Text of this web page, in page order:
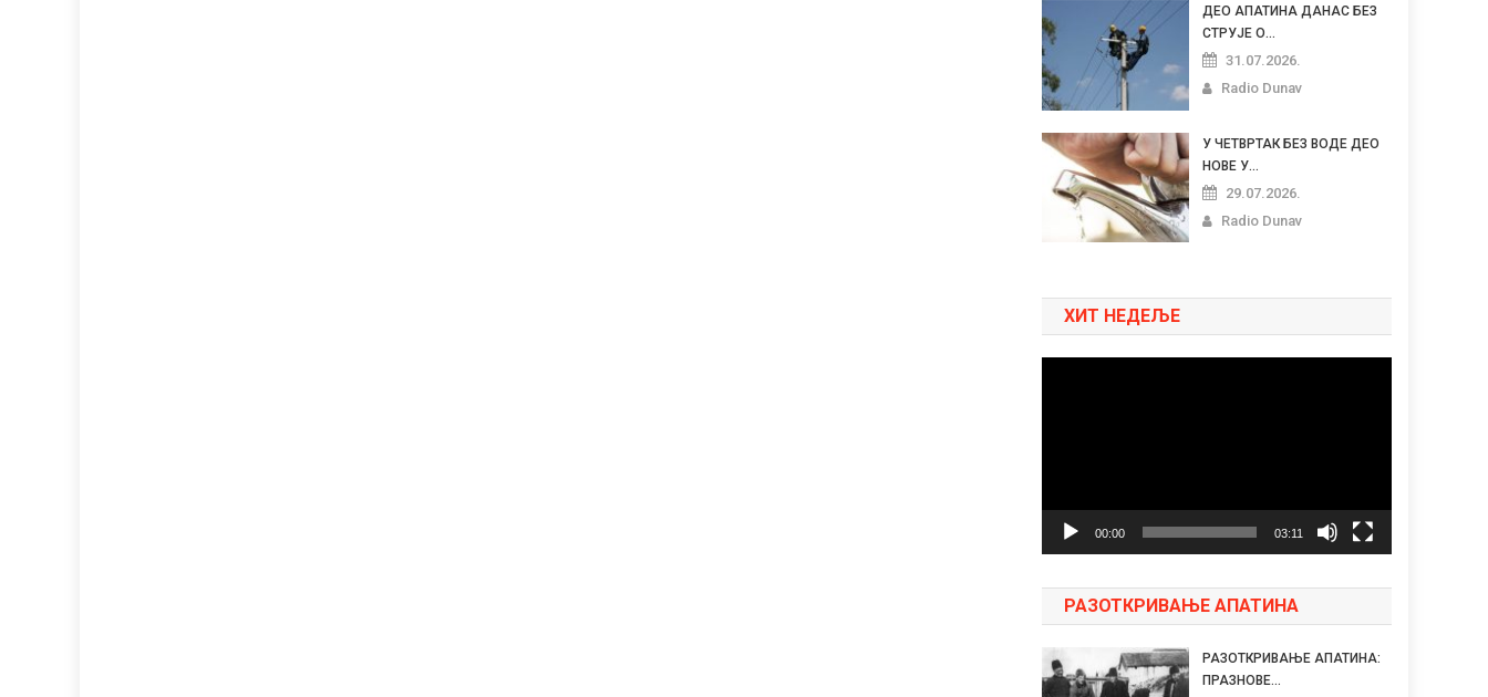
ДЕО АПАТИНА ДАНАС БЕЗ
СТРУЈЕ О...
31.07.2026.
Radio Dunav
У ЧЕТВРТАК БЕЗ ВОДЕ ДЕО
НОВЕ У...
29.07.2026.
Radio Dunav
ХИТ НЕДЕЉЕ
00:00 03:11
РАЗОТКРИВАЊЕ АПАТИНА
РАЗОТКРИВАЊЕ АПАТИНА:
ПРАЗНОВЕ...